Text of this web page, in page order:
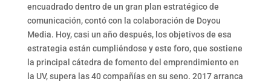
encuadrado dentro de un gran plan estratégico de
comunicación, contó con la colaboración de Doyou
Media. Hoy, casi un año después, los objetivos de esa
estrategia están cumpliéndose y este foro, que sostiene
la principal cátedra de fomento del emprendimiento en
la UV, supera las 40 compañías en su seno. 2017 arranca